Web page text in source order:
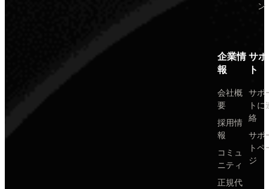
ン
企業情
報
会社概
要
採用情
報
コミュ
ニティ
正規代
サ
ト
サポ
トに
絡
サポ
トペ
ジ